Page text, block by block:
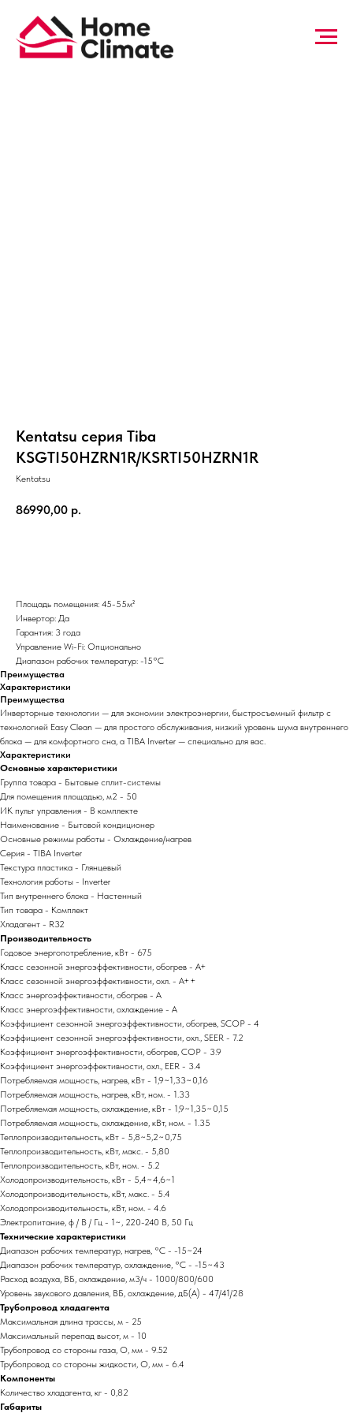
Kentatsu серия Tiba
KSGTI50HZRN1R/KSRTI50HZRN1R
Kentatsu
86990,00 р.
Площадь помещения: 45-55м²
Инвертор: Да
Гарантия: 3 года
Управление Wi-Fi: Опционально
Диапазон рабочих температур: -15°С
Преимущества
Характеристики
Преимущества
Инверторные технологии — для экономии электроэнергии, быстросъемный фильтр с
технологией Easy Clean — для простого обслуживания, низкий уровень шума внутреннего
блока — для комфортного сна, а TIBA Inverter — специально для вас.
Характеристики
Основные характеристики
Группа товара - Бытовые сплит-системы
Для помещения площадью, м2 - 50
ИК пульт управления - В комплекте
Наименование - Бытовой кондиционер
Основные режимы работы - Охлаждение/нагрев
Серия - TIBA Inverter
Текстура пластика - Глянцевый
Технология работы - Inverter
Тип внутреннего блока - Настенный
Тип товара - Комплект
Хладагент - R32
Производительность
Годовое энергопотребление, кВт - 675
Класс сезонной энергоэффективности, обогрев - A+
Класс сезонной энергоэффективности, охл. - A++
Класс энергоэффективности, обогрев - A
Класс энергоэффективности, охлаждение - A
Коэффициент сезонной энергоэффективности, обогрев, SCOP - 4
Коэффициент сезонной энергоэффективности, охл., SEER - 7.2
Коэффициент энергоэффективности, обогрев, COP - 3.9
Коэффициент энергоэффективности, охл., EER - 3.4
Потребляемая мощность, нагрев, кВт - 1,9~1,33~0,16
Потребляемая мощность, нагрев, кВт, ном. - 1.33
Потребляемая мощность, охлаждение, кВт - 1,9~1,35~0,15
Потребляемая мощность, охлаждение, кВт, ном. - 1.35
Теплопроизводительность, кВт - 5,8~5,2~0,75
Теплопроизводительность, кВт, макс. - 5,80
Теплопроизводительность, кВт, ном. - 5.2
Холодопроизводительность, кВт - 5,4~4,6~1
Холодопроизводительность, кВт, макс. - 5.4
Холодопроизводительность, кВт, ном. - 4.6
Электропитание, ф / В / Гц - 1~, 220-240 В, 50 Гц
Технические характеристики
Диапазон рабочих температур, нагрев, °C - -15~24
Диапазон рабочих температур, охлаждение, °C - -15~43
Расход воздуха, ВБ, охлаждение, м3/ч - 1000/800/600
Уровень звукового давления, ВБ, охлаждение, дБ(А) - 47/41/28
Трубопровод хладагента
Максимальная длина трассы, м - 25
Максимальный перепад высот, м - 10
Трубопровод со стороны газа, O, мм - 9.52
Трубопровод со стороны жидкости, O, мм - 6.4
Компоненты
Количество хладагента, кг - 0,82
Габариты